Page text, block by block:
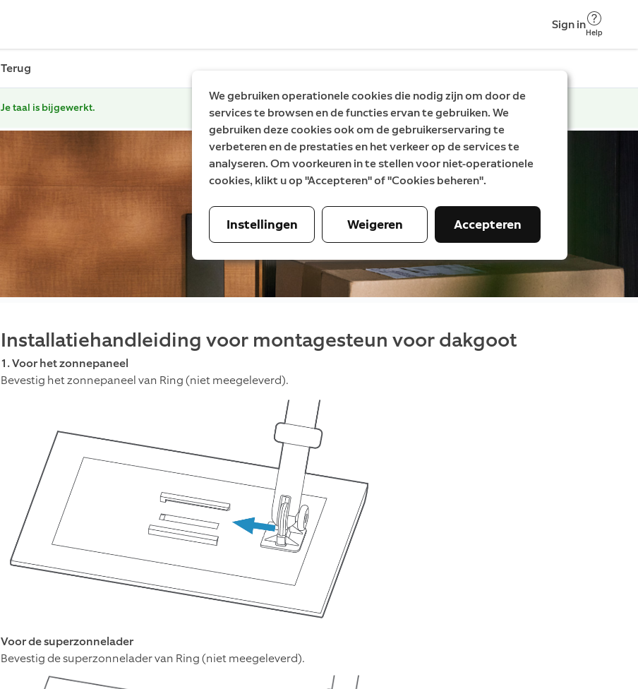
Sign in
Help
Terug
Je taal is bijgewerkt.
Installatiehandleiding voor montagesteun voor dakgoot
1. Voor het zonnepaneel
Bevestig het zonnepaneel van Ring (niet meegeleverd).
Voor de superzonnelader
Bevestig de superzonnelader van Ring (niet meegeleverd).
We gebruiken operationele cookies die nodig zijn om door de
services te browsen en de functies ervan te gebruiken. We
gebruiken deze cookies ook om de gebruikerservaring te
verbeteren en de prestaties en het verkeer op de services te
analyseren. Om voorkeuren in te stellen voor niet-operationele
cookies, klikt u op "Accepteren" of "Cookies beheren".
Instellingen Weigeren Accepteren